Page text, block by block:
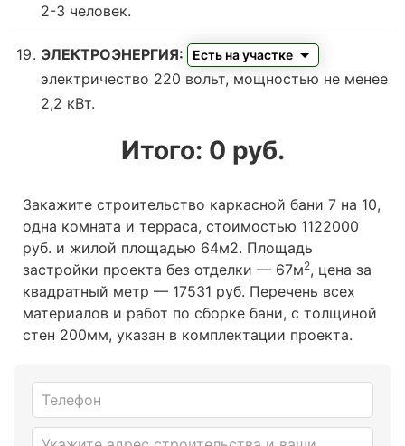
2-3 человек.
ЭЛЕКТРОЭНЕРГИЯ: Есть на участке
электричество 220 вольт, мощностью не менее
2,2 кВт.
Итого: 0 руб.
Закажите строительство каркасной бани 7 на 10,
одна комната и терраса, стоимостью 1122000
руб. и жилой площадью 64м2. Площадь
застройки проекта без отделки — 67м2, цена за
квадратный метр — 17531 руб. Перечень всех
материалов и работ по сборке бани, с толщиной
стен 200мм, указан в комплектации проекта.